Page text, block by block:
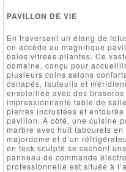
PAVILLON DE VIE
En traversant un étang de
on accède au magnifique
baies vitrées pliantes. Ce
domaine, conçu pour
plusieurs coins salons
canapés, fauteuils et
ensoleillée avec des braseros
impressionnante table de
pierres incrustées et
pavillon. À côté, une cuisine
marbre avec huit tabourets
majordome et d’un
en teck sculpté se cachent
panneau de commande
professionnelle est située à